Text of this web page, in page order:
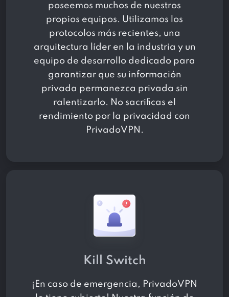
poseemos muchos de nuestros
propios equipos. Utilizamos los
protocolos más recientes, una
arquitectura líder en la industria y un
equipo de desarrollo dedicado para
garantizar que su información
privada permanezca privada sin
ralentizarlo. No sacrificas el
rendimiento por la privacidad con
PrivadoVPN.
Kill Switch
¡En caso de emergencia, PrivadoVPN